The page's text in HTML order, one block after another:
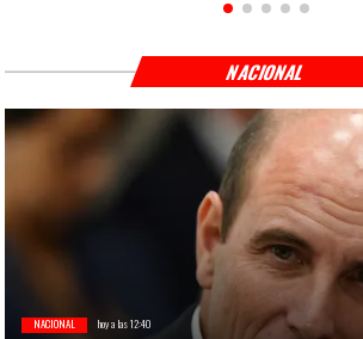
NACIONAL hoy a las 12:40
NACIONAL